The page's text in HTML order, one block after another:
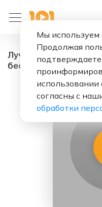
Лучшее из Индии -
бесплатно
Мы используем
Продолжая
согласны с
обработки